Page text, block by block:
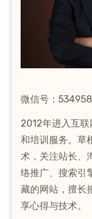
微信号：
2012年进入互
和培训服务。草
术，关注站长、
络推广、搜索引
藏的网站，擅长
享心得与技术。